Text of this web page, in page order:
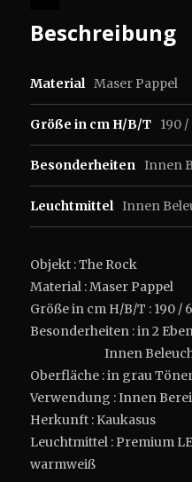
Beschreibung
Material Maser Pappel
Größe in cm H/B/T 190
Besonderheiten Innen
Leuchtmittel Innen
Objekt : The Rock
Material : Maser Pappel
Größe in cm H/B/T : 190 /
Besonderheiten : in 2
Innen
Oberfläche : in grau
Verwendung : Innen
Herkunft : Kaukasus
Leuchtmittel : Premium
warmweiß